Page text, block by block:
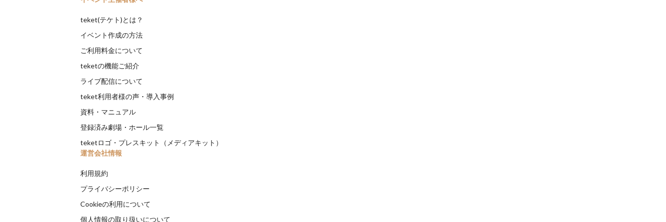
teket(テケト)とは？
イベント作成の方法
ご利用料金について
teketの機能ご紹介
ライブ配信について
teket利用者様の声・導入事例
資料・マニュアル
登録済み劇場・ホール一覧
teketロゴ・プレスキット（メディアキット）
運営会社情報
利用規約
プライバシーポリシー
Cookieの利用について
個人情報の取り扱いについて